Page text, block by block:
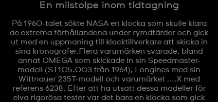
En milstolpe inom tidtagning
På 1960-talet sökte NASA en klocka som skulle klara
de extrema förhållandena under rymdfärder och gick
ut med en uppmaning till klocktillverkare att skicka in
sina kronografer.Flera varumärken svarade, bland
annat OMEGA som skickade in sin Speedmaster-
modell (ST105.003 från 1964), Longines med sin
Wittnauer 235T-modell och varumärket ....X med
referens 6238. Efter att ha utsatt dessa modeller för
elva rigorösa tester var det bara en klocka som gick